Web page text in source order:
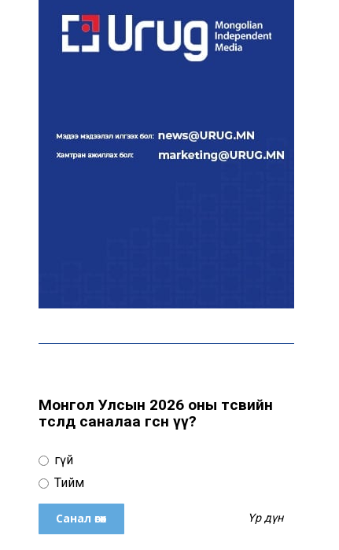
“Сүхбаатар дүүрэгт
үйлдвэрлэв- 2026”
Т.Ганболд:
Ерөнхийлөгчийн
сонгуульд нэр дэвших
Ховд аймагт сураггүй алга
Монгол Улсын 2026 оны төсвийн
төсөлд саналаа өгсөн үү?
Үгүй
Тийм
Үр дүн